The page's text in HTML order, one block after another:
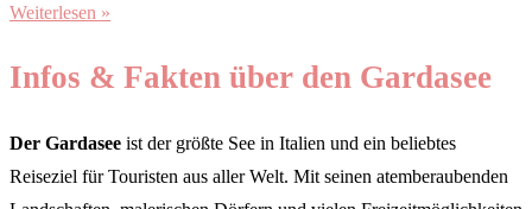
Weiterlesen »
Infos & Fakten über den Gardasee
Der Gardasee ist der größte See in Italien und ein beliebtes
Reiseziel für Touristen aus aller Welt. Mit seinen atemberaubenden